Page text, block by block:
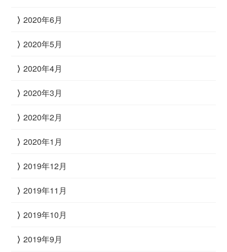
2020年6月
2020年5月
2020年4月
2020年3月
2020年2月
2020年1月
2019年12月
2019年11月
2019年10月
2019年9月